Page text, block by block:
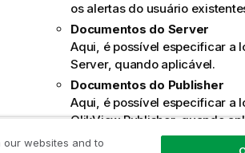
os alertas do usuário
Documentos do Server
Aqui, é possível especificar a
Server, quando aplicável.
Documentos do Publisher
Aqui, é possível especificar a
QlikView Publisher, quando
QlikView Management
websites and to